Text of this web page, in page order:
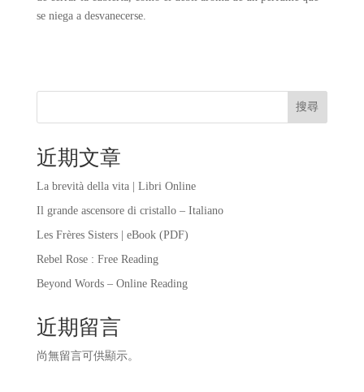
se niega a desvanecerse.
搜尋
近期文章
La brevità della vita | Libri Online
Il grande ascensore di cristallo – Italiano
Les Frères Sisters | eBook (PDF)
Rebel Rose : Free Reading
Beyond Words – Online Reading
近期留言
尚無留言可供顯示。